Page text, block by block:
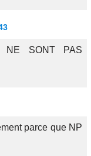
NE SONT PAS
parce que NP